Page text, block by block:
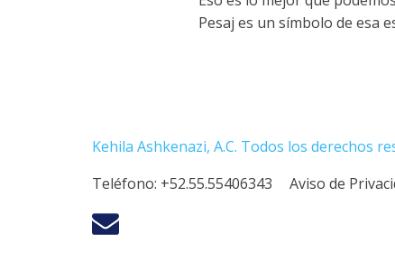
Pesaj es un símbolo de esa
Kehila Ashkenazi, A.C. Todos los derechos
Teléfono: +52.55.55406343 Aviso de